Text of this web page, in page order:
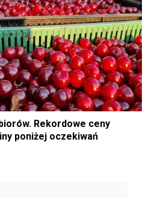
Rekordowe ceny
poniżej oczekiwań